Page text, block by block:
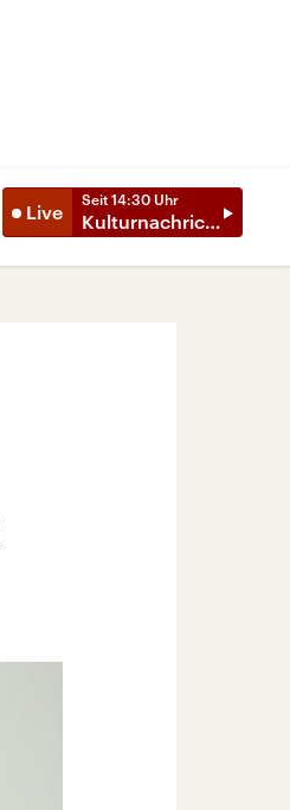
Live
Seit 14:30 Uhr
Kulturnachrichten